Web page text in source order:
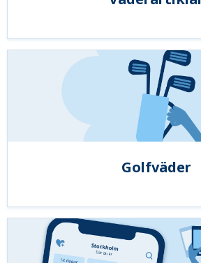
Golfväder